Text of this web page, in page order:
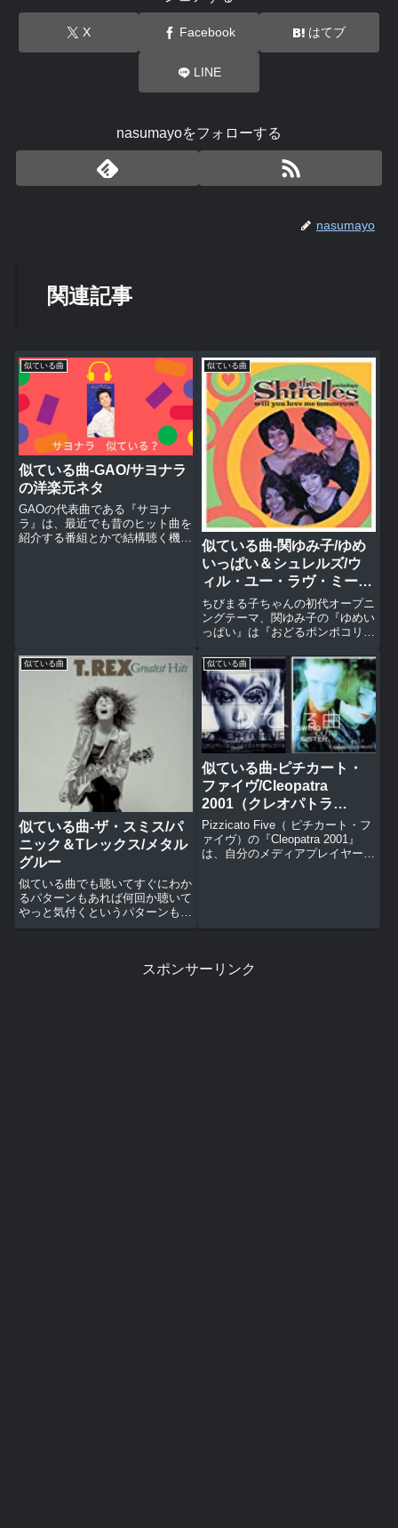
X Facebook はてブ
LINE
nasumayoをフォローする
nasumayo
関連記事
似ている曲
似ている曲-GAO/サヨナラ
の洋楽元ネタ
GAOの代表曲である『サヨナ
ラ』は、最近でも昔のヒット曲を
紹介する番組とかで結構聴く機会
似ている曲
似ている曲-関ゆみ子/ゆめ
いっぱい＆シュレルズ/ウ
ィル・ユー・ラヴ・ミー・
トゥモロー(Will You Still
Love Me Tomorrow)
ちびまる子ちゃんの初代オープニ
ングテーマ、関ゆみ子の『ゆめい
っぱい』は『おどるポンポコリ
ど名曲だと思う。ただこの曲を知
っているのはかなり世代が限られ
るか！？いまだに放送で使われて
いる現役の『おどるポンポコリ
ン』...
似ている曲
似ている曲-ザ・スミス/パ
ニック＆Tレックス/メタル
グルー
似ている曲でも聴いてすぐにわか
るパターンもあれば何回か聴いて
やっと気付くというパターンもあ
る。ザ・スミスの『パニック』を
と気付いてはいたものの、しばら
似ている曲
似ている曲-ピチカート・
ファイヴ/Cleopatra
2001（クレオパトラ
2001）&スイング・アウ
ト・シスター/ユー・オ
ン・マイ・マインド
Pizzicato Five（ ピチカート・フ
ァイヴ）の『Cleopatra 2001』
は、自分のメディアプレイヤーに
スポンサーリンク